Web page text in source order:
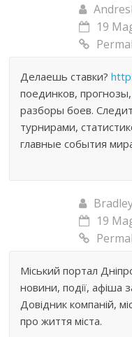
19
Делаешь ставки?
поединков,
разборы боев.
турнирами,
главные события
19
Міський портал
новини, події, афіша
Довідник компаній,
про життя міста.